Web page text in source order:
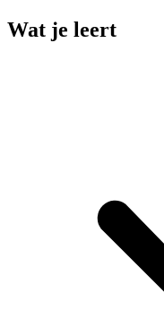
Wat je leert